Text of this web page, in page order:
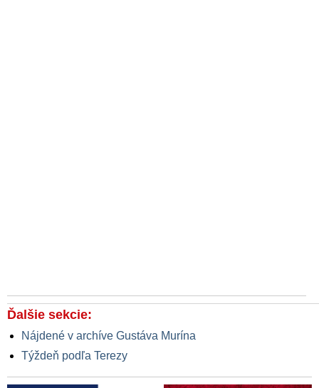
Očista či ovládnutie súdnictva?
srať krv ako Lajo
Očista či ovládnutie súdnictva?
Prázdne slová, mizerné fakty a nekritickosť, reagoval šéf
Ďalšie sekcie:
Nájdené v archíve Gustáva Murína
Týždeň podľa Terezy